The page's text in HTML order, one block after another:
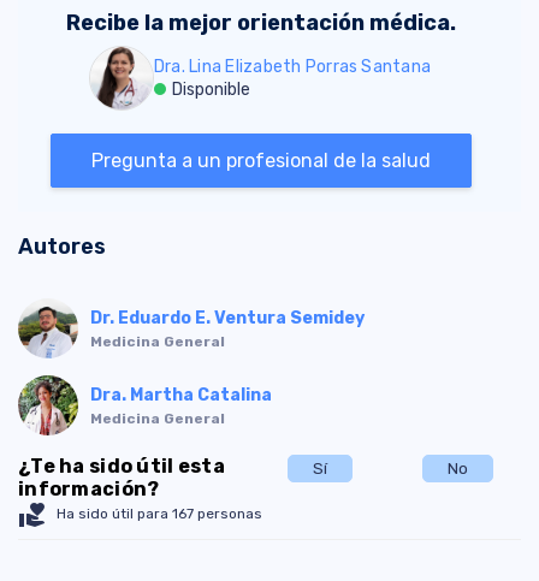
Recibe la mejor orientación médica.
Dra. Lina Elizabeth Porras Santana
Disponible
Pregunta a un profesional de la salud
Autores
Dr. Eduardo E. Ventura Semidey
Medicina General
Dra. Martha Catalina
Medicina General
¿Te ha sido útil esta
información?
Sí No
volunteer_activism Ha sido útil para 167 personas